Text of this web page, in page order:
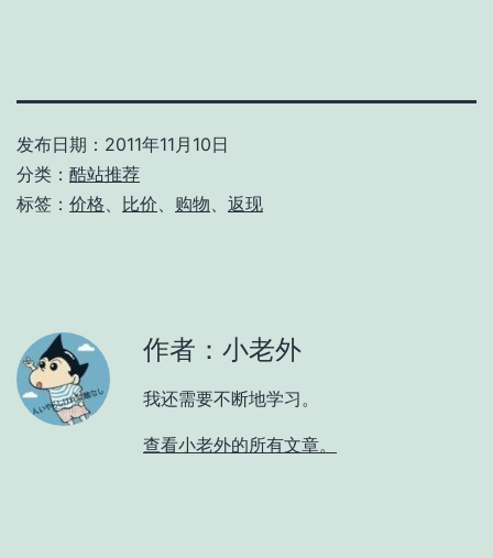
发布日期： 2011年11月10日
分类： 酷站推荐
标签： 价格 比价 购物 返现
作者：小老外
我还需要不断地学习。
查看小老外的所有文章。